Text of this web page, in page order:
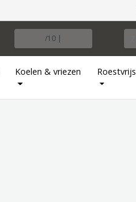
/10 |
Koelen & vriezen